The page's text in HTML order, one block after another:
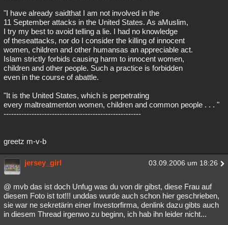
"I have already saidthat I am not involved in the
11 September attacks in the United States. As aMuslim,
I try my best to avoid telling a lie. I had no knowledge
of theseattacks, nor do I consider the killing of innocent
women, children and other humansas an appreciable act.
Islam strictly forbids causing harm to innocent women,
children and other people. Such a practice is forbidden
even in the course of abattle.
"It is the United States, which is perpetrating
every maltreatmenton women, children and common people . . . "
------------------------------------------------------
greetz m-v-b
jersey_girl 03.09.2006 um 18:26
@ mvb das ist doch Unfug was du von dir gibst, diese Frau auf
diesem Foto ist tot!!! unddas wurde auch schon hier geschrieben,
sie war ne sekretärin einer Investorfirma, denlink dazu gibts auch
in diesem Thread irgenwo zu beginn, ich hab ihn leider nicht...